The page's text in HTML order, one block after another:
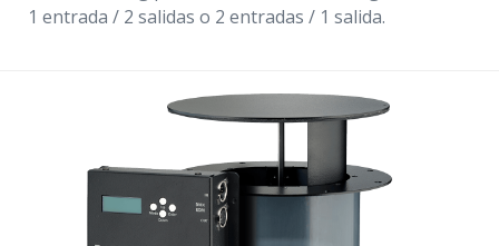
1 entrada / 2 salidas o 2 entradas / 1 salida.